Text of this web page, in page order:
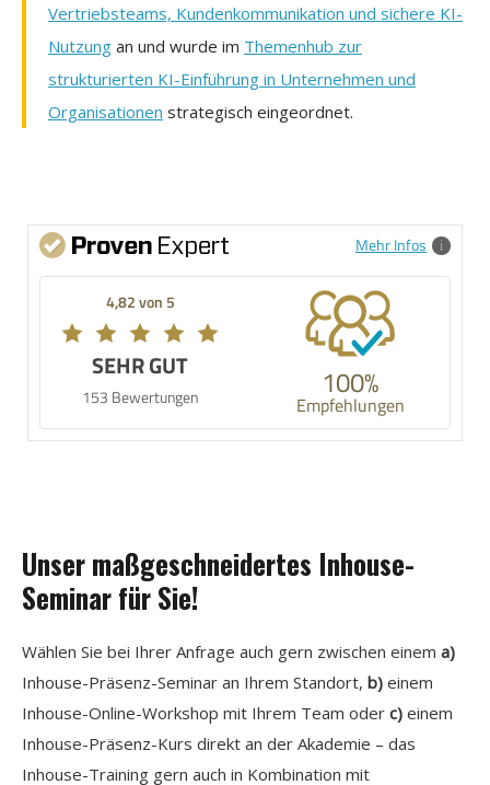
Vertriebsteams, Kundenkommunikation und sichere KI-
Nutzung an und wurde im Themenhub zur
strukturierten KI-Einführung in Unternehmen und
Organisationen strategisch eingeordnet.
Mehr Infos
4,82 von 5
SEHR GUT
153 Bewertungen 100%
Empfehlungen
Unser maßgeschneidertes Inhouse-
Seminar für Sie!
Wählen Sie bei Ihrer Anfrage auch gern zwischen einem a)
Inhouse-Präsenz-Seminar an Ihrem Standort, b) einem
Inhouse-Online-Workshop mit Ihrem Team oder c) einem
Inhouse-Präsenz-Kurs direkt an der Akademie – das
Inhouse-Training gern auch in Kombination mit